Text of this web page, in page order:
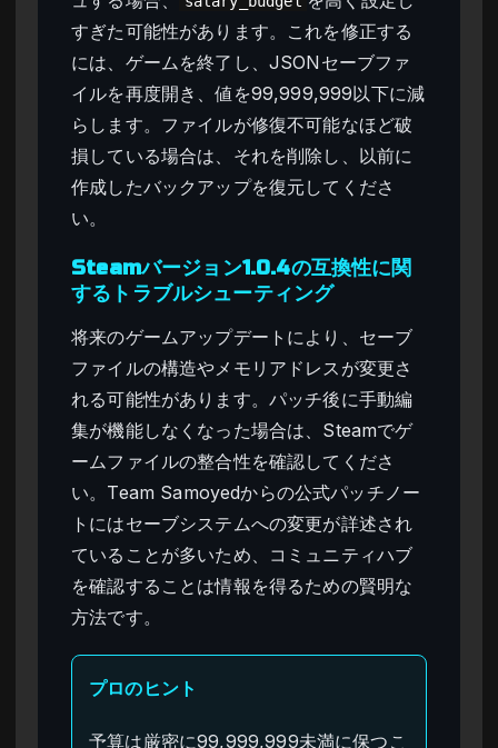
すぎた可能性があります。これを修正する
には、ゲームを終了し、JSONセーブファ
イルを再度開き、値を99,999,999以下に減
らします。ファイルが修復不可能なほど破
損している場合は、それを削除し、以前に
作成したバックアップを復元してくださ
い。
Steamバージョン1.0.4の互換性に関
するトラブルシューティング
将来のゲームアップデートにより、セーブ
ファイルの構造やメモリアドレスが変更さ
れる可能性があります。パッチ後に手動編
集が機能しなくなった場合は、Steamでゲ
ームファイルの整合性を確認してくださ
い。Team Samoyedからの公式パッチノー
トにはセーブシステムへの変更が詳述され
ていることが多いため、コミュニティハブ
を確認することは情報を得るための賢明な
方法です。
プロのヒント
予算は厳密に99,999,999未満に保つこ